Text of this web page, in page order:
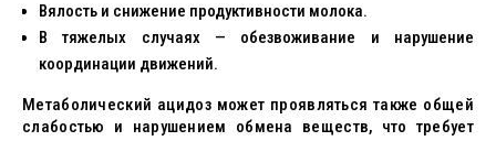
Вялость и снижение продуктивности молока.
В тяжелых случаях — обезвоживание и нарушение
координации движений.
Метаболический ацидоз может проявляться также общей
слабостью и нарушением обмена веществ, что требует